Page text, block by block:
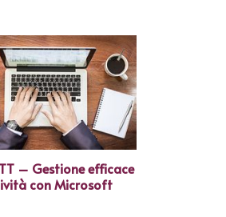
– Gestione efficace
con Microsoft